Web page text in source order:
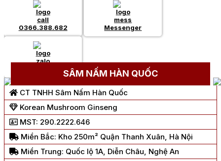
0366.388.682 Messenger
SÂM NẤM HÀN QUỐC
CT TNHH Sâm Nấm Hàn Quốc
Korean Mushroom Ginseng
MST: 290.2222.646
Miền Bắc: Kho 250m² Quận Thanh Xuân, Hà Nội
Miền Trung: Quốc lộ 1A, Diễn Châu, Nghệ An